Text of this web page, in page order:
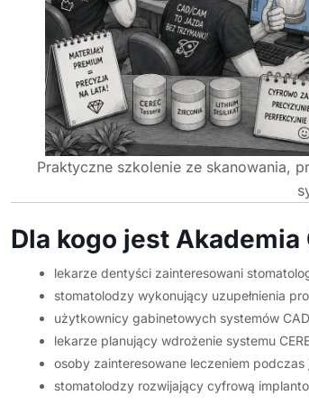
Praktyczne szkolenie ze skanowania,
Dla kogo jest Akademia
lekarze dentyści zainteresowani
stomatolodzy wykonujący uzupełnienia
użytkownicy gabinetowych systemów
lekarze planujący wdrożenie systemu
osoby zainteresowane leczeniem podczas
stomatolodzy rozwijający cyfrową